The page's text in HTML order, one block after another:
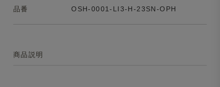
品番 OSH-0001-LI3-H-23SN-OPH
商品説明